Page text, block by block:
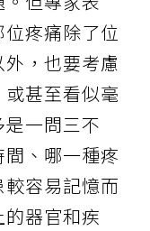
疼痛除了位
，也要考慮
甚至看似毫
一問三不
、哪一種疼
容易記憶而
器官和疾